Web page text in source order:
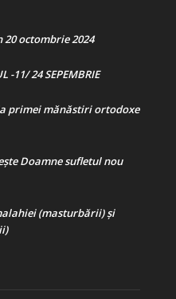
octombrie 2024
-11/ 24 SEPEMBRIE
primei mănăstiri ortodoxe
Doamne sufletul nou
(masturbării) şi